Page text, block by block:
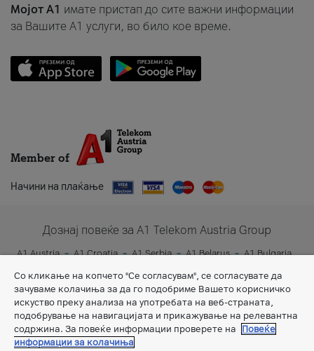
Мојот A1 имате пристап до сите важни информации
за Вашите A1 услуги, во било кое време.
Member of
Начини на плаќање
Дознај повеќе за A1 Telekom Austria Group
A1 Austria A1 Croatia A1 Serbia A1 Belarus
A1 Bulgaria
A1 Slovenia
A1 Digital
Со кликање на копчето "Се согласувам", се согласувате да
зачуваме колачиња за да го подобриме Вашето корисничко
искуство преку анализа на употребата на веб-страната,
подобрување на навигацијата и прикажување на релевантна
содржина. За повеќе информации проверете на
Повеќе
информации за колачиња